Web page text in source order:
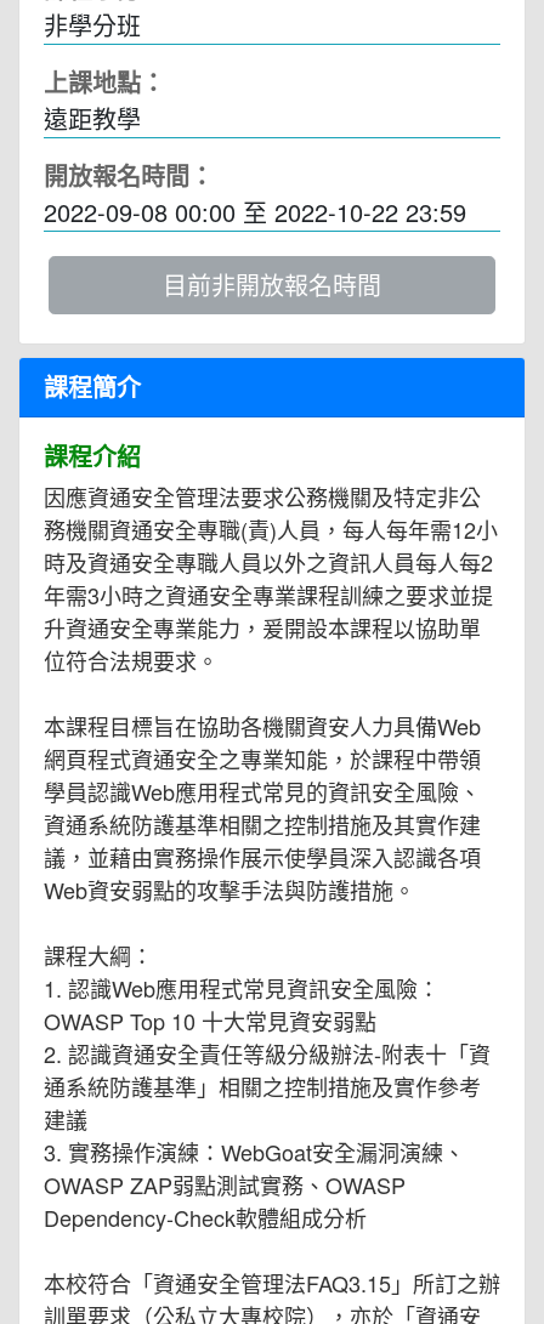
非學分班
上課地點：
遠距教學
開放報名時間：
2022-09-08 00:00 至 2022-10-22 23:59
目前非開放報名時間
課程簡介
課程介紹
因應資通安全管理法要求公務機關及特定非公
務機關資通安全專職(責)人員，每人每年需12小
時及資通安全專職人員以外之資訊人員每人每2
年需3小時之資通安全專業課程訓練之要求並提
升資通安全專業能力，爰開設本課程以協助單
位符合法規要求。
本課程目標旨在協助各機關資安人力具備Web
網頁程式資通安全之專業知能，於課程中帶領
學員認識Web應用程式常見的資訊安全風險、
資通系統防護基準相關之控制措施及其實作建
議，並藉由實務操作展示使學員深入認識各項
Web資安弱點的攻擊手法與防護措施。
課程大綱：
1. 認識Web應用程式常見資訊安全風險：
OWASP Top 10 十大常見資安弱點
2. 認識資通安全責任等級分級辦法-附表十「資
通系統防護基準」相關之控制措施及實作參考
建議
3. 實務操作演練：WebGoat安全漏洞演練、
OWASP ZAP弱點測試實務、OWASP
Dependency-Check軟體組成分析
本校符合「資通安全管理法FAQ3.15」所訂之辦
訓單要求（公私立大專校院），亦於「資通安